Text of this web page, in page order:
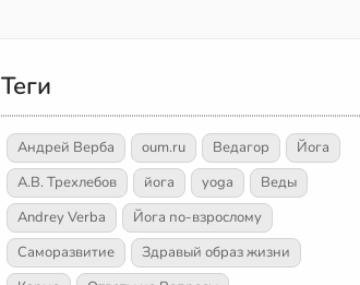
Теги
Андрей Верба oum.ru Ведагор
Йога
А.В. Трехлебов
йога yoga
Веды
Andrey Verba
Йога по-взрослому
Саморазвитие
Здравый образ жизни